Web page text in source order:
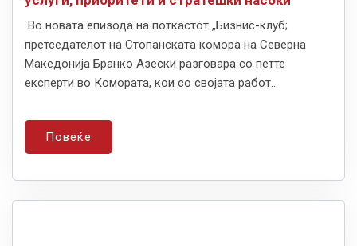
Во новата епизода на поткастот „Бизнис-клуб;
претседателот на Стопанската комора на Северна
Македонија Бранко Азески разговара со петте
експерти во Комората, кои со својата работ...
Повеќе